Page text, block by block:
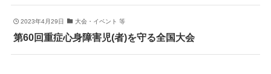
2023年4月29日 大会・イベント 等
第60回重症心身障害児(者)を守る全国大会